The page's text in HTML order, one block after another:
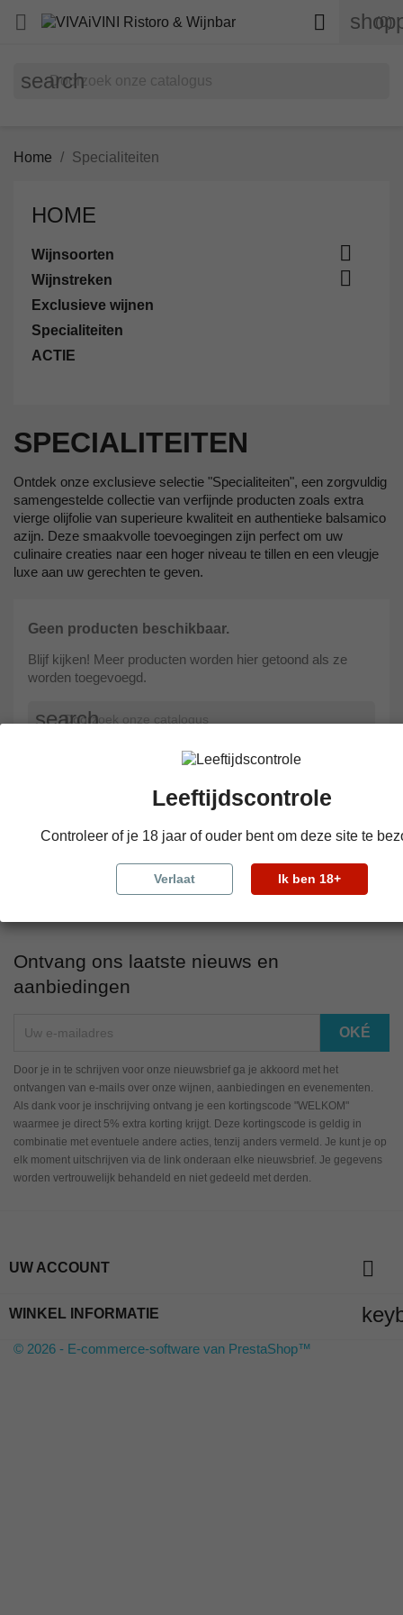
 (0)

search
Home Specialiteiten
HOME
Wijnsoorten 
Wijnstreken 
Exclusieve wijnen
Specialiteiten
ACTIE
SPECIALITEITEN
Ontdek onze exclusieve selectie "Specialiteiten", een zorgvuldig
samengestelde collectie van verfijnde producten zoals extra
vierge olijfolie van superieure kwaliteit en authentieke balsamico
azijn. Deze smaakvolle toevoegingen zijn perfect om uw
culinaire creaties naar een hoger niveau te tillen en een vleugje
luxe aan uw gerechten te geven.
Geen producten beschikbaar.
Blijf kijken! Meer producten worden hier getoond als ze
worden toegevoegd.
search
Verwen uw smaakpapillen met onze "Specialiteiten". Van fruitige
en intense olijfolie, ideaal voor salades en dressings, tot rijke en
complexe balsamico, perfect als finishing touch of bij kaas. Laat
u inspireren door de pure smaken en hoogwaardige ingrediënten
in deze unieke collectie.
Ontvang ons laatste nieuws en
aanbiedingen
Door je in te schrijven voor onze nieuwsbrief ga je akkoord met het
ontvangen van e-mails over onze wijnen, aanbiedingen en evenementen.
Als dank voor je inschrijving ontvang je een kortingscode "WELKOM"
waarmee je direct 5% extra korting krijgt. Deze kortingscode is geldig in
combinatie met eventuele andere acties, tenzij anders vermeld. Je kunt je op
elk moment uitschrijven via de link onderaan elke nieuwsbrief. Je gegevens
worden vertrouwelijk behandeld en niet gedeeld met derden.
UW ACCOUNT 
WINKEL INFORMATIE
Leeftijdscontrole
Controleer of je 18 jaar of ouder bent om deze site te
Verlaat Ik ben 18+
© 2026 - E-commerce-software van PrestaShop™